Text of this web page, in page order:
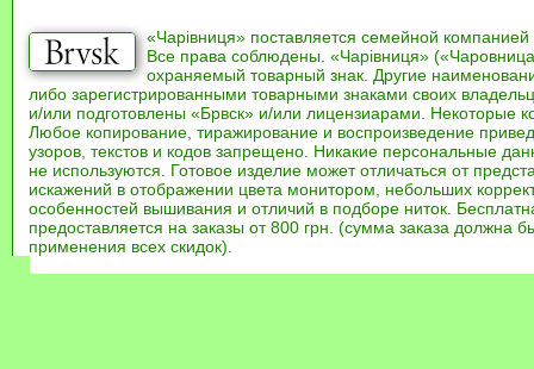
«Чарівниця» поставляется семейной компанией
Все права соблюдены. «Чарівниця»
охраняемый товарный знак. Другие
либо зарегистрированными товарными знаками своих
и/или подготовлены «Брвск» и/или лицензиарами. Некоторые
Любое копирование, тиражирование и воспроизведение
узоров, текстов и кодов запрещено. Никакие персональные
не используются. Готовое изделие может отличаться от
искажений в отображении цвета монитором, небольших
особенностей вышивания и отличий в подборе ниток.
предоставляется на заказы от 800 грн. (сумма заказа должна
применения всех скидок).